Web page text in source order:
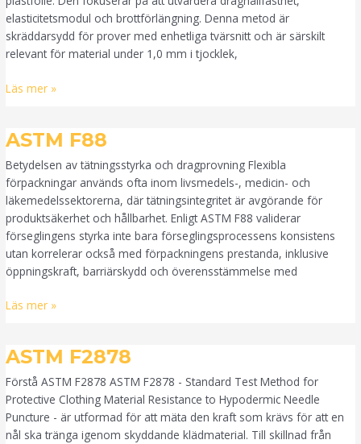
elasticitetsmodul och brottförlängning. Denna metod är
skräddarsydd för prover med enhetliga tvärsnitt och är särskilt
relevant för material under 1,0 mm i tjocklek,
Läs mer »
ASTM F88
Betydelsen av tätningsstyrka och dragprovning Flexibla
förpackningar används ofta inom livsmedels-, medicin- och
läkemedelssektorerna, där tätningsintegritet är avgörande för
produktsäkerhet och hållbarhet. Enligt ASTM F88 validerar
förseglingens styrka inte bara förseglingsprocessens konsistens
utan korrelerar också med förpackningens prestanda, inklusive
öppningskraft, barriärskydd och överensstämmelse med
ASTM
Läs mer »
ASTM F2878
Förstå ASTM F2878 ASTM F2878 - Standard Test Method for
Protective Clothing Material Resistance to Hypodermic Needle
Puncture - är utformad för att mäta den kraft som krävs för att en
nål ska tränga igenom skyddande klädmaterial. Till skillnad från
ASTM